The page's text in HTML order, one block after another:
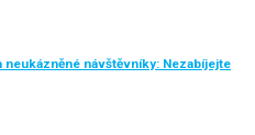
neukázněné návštěvníky: Nezabíjejte